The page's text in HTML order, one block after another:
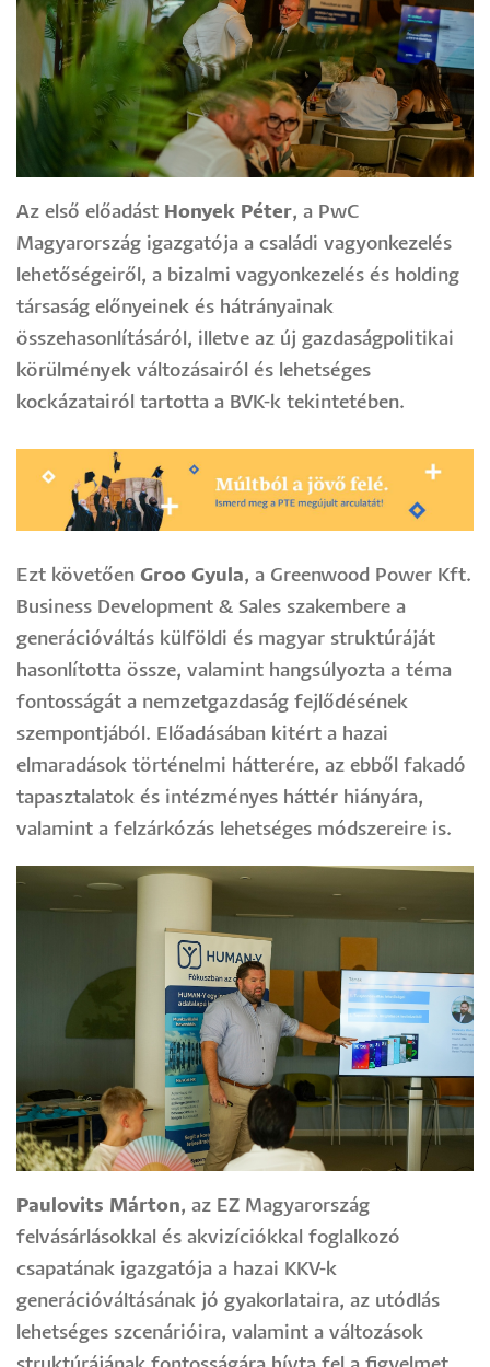
Az első előadást Honyek Péter, a PwC
Magyarország igazgatója a családi vagyonkezelés
lehetőségeiről, a bizalmi vagyonkezelés és holding
társaság előnyeinek és hátrányainak
összehasonlításáról, illetve az új gazdaságpolitikai
körülmények változásairól és lehetséges
kockázatairól tartotta a BVK-k tekintetében.
Ezt követően Groo Gyula, a Greenwood Power Kft.
Business Development & Sales szakembere a
generációváltás külföldi és magyar struktúráját
hasonlította össze, valamint hangsúlyozta a téma
fontosságát a nemzetgazdaság fejlődésének
szempontjából. Előadásában kitért a hazai
elmaradások történelmi hátterére, az ebből fakadó
tapasztalatok és intézményes háttér hiányára,
valamint a felzárkózás lehetséges módszereire is.
Paulovits Márton, az EZ Magyarország
felvásárlásokkal és akvizíciókkal foglalkozó
csapatának igazgatója a hazai KKV-k
generációváltásának jó gyakorlataira, az utódlás
lehetséges szcenárióira, valamint a változások